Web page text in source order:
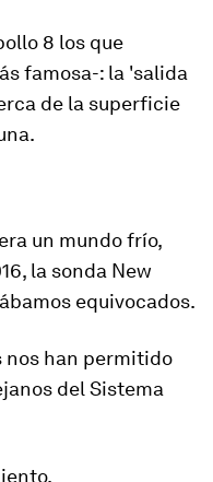
8 los que
famosa-: la 'salida
de la superficie
un mundo frío,
la sonda New
equivocados.
nos han permitido
del Sistema